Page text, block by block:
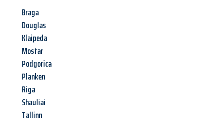
Braga
Douglas
Klaipeda
Mostar
Podgorica
Planken
Riga
Shauliai
Tallinn